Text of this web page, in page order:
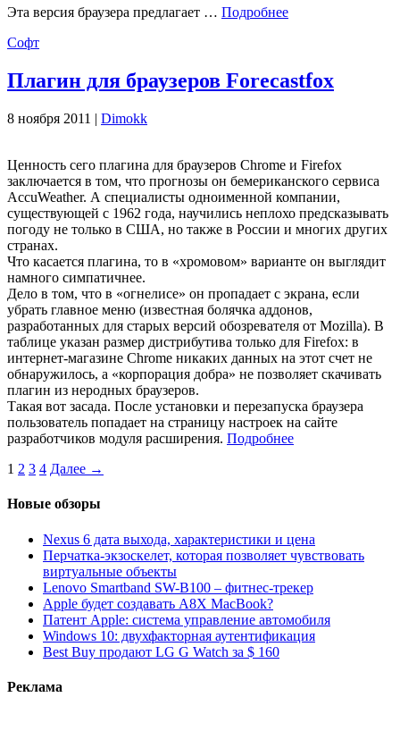
Эта версия браузера предлагает … Подробнее
Софт
Плагин для браузеров Forecastfox
8 ноября 2011 | Dimokk
Ценность сего плагина для браузеров Chrome и Firefox
заключается в том, что прогнозы он бемериканского сервиса
AccuWeather. А специалисты одноименной компании,
существующей с 1962 года, научились неплохо предсказывать
погоду не только в США, но также в России и многих других
странах.
Что касается плагина, то в «хромовом» варианте он выглядит
намного симпатичнее.
Дело в том, что в «огнелисе» он пропадает с экрана, если
убрать главное меню (известная болячка аддонов,
разработанных для старых версий обозревателя от Mozilla). В
таблице указан размер дистрибутива только для Firefox: в
интернет-магазине Chrome никаких данных на этот счет не
обнаружилось, а «корпорация добра» не позволяет скачивать
плагин из неродных браузеров.
Такая вот засада. После установки и перезапуска браузера
пользователь попадает на страницу настроек на сайте
разработчиков модуля расширения. Подробнее
1 2 3 4 Далее →
Новые обзоры
Nexus 6 дата выхода, характеристики и цена
Перчатка-экзоскелет, которая позволяет чувствовать
виртуальные объекты
Lenovo Smartband SW-B100 – фитнес-трекер
Apple будет создавать A8X MacBook?
Патент Apple: система управление автомобиля
Windows 10: двухфакторная аутентификация
Best Buy продают LG G Watch за $ 160
Реклама